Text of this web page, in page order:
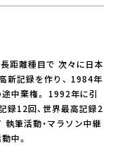
距離種目で 次々に日本
新記録を作り、 1984年
中棄権。 1992年に引
録12回、世界最高記録2
筆活動・マラソン中継
中。